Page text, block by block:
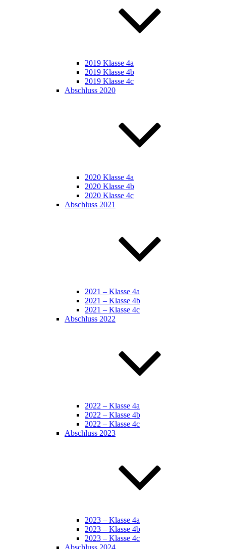
2019 Klasse 4a
2019 Klasse 4b
2019 Klasse 4c
Abschluss 2020
2020 Klasse 4a
2020 Klasse 4b
2020 Klasse 4c
Abschluss 2021
2021 – Klasse 4a
2021 – Klasse 4b
2021 – Klasse 4c
Abschluss 2022
2022 – Klasse 4a
2022 – Klasse 4b
2022 – Klasse 4c
Abschluss 2023
2023 – Klasse 4a
2023 – Klasse 4b
2023 – Klasse 4c
Abschluss 2024